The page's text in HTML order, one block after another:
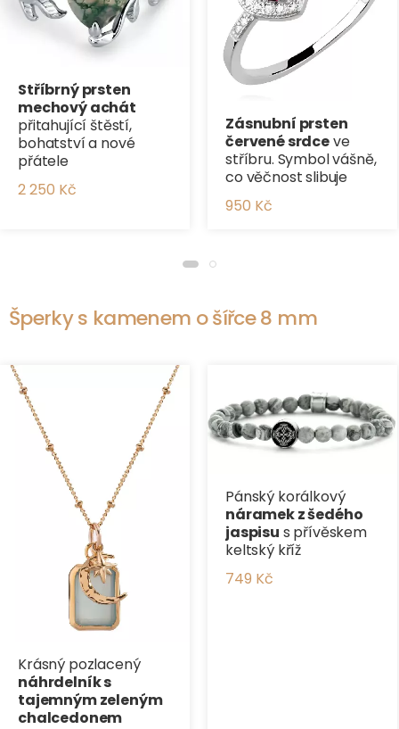
Stříbrný prsten
mechový achát
přitahující štěstí,
bohatství a nové
přátele
2 250 Kč
Zásnubní prsten
červené srdceve
stříbru. Symbol vášně,
co věčnost slibuje
950 Kč
Šperky s kamenem o šířce 8 mm
Krásný pozlacený
náhrdelník s
tajemným zeleným
chalcedonem
Pánský korálkový
náramek z šedého
jaspisu s přívěskem
keltský kříž
749 Kč